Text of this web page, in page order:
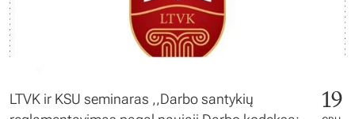
LTVK ir KSU seminaras ,,Darbo santykių
19